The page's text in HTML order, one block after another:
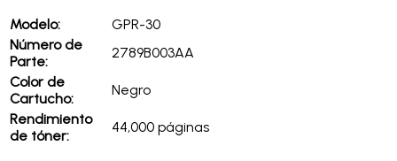
Modelo:
GPR-30
Número de
Parte:
2789B003AA
Color de
Cartucho:
Negro
Rendimiento
de tóner:
44,000 páginas